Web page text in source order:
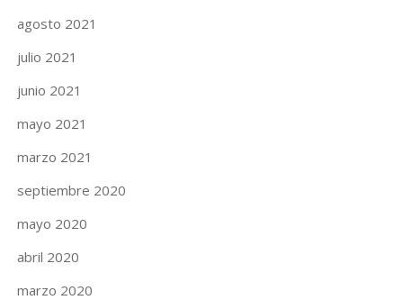
agosto 2021
julio 2021
junio 2021
mayo 2021
marzo 2021
septiembre 2020
mayo 2020
abril 2020
marzo 2020